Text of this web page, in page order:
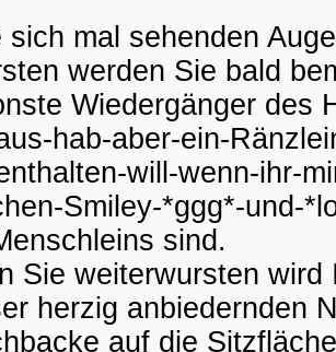
sich mal sehenden
werden Sie bald
Wiedergänger des
hab-aber-ein-
will-wenn-ihr-
Smiley-*ggg*-und-
sind.
Sie weiterwursten
herzig anbiedernden
auf die